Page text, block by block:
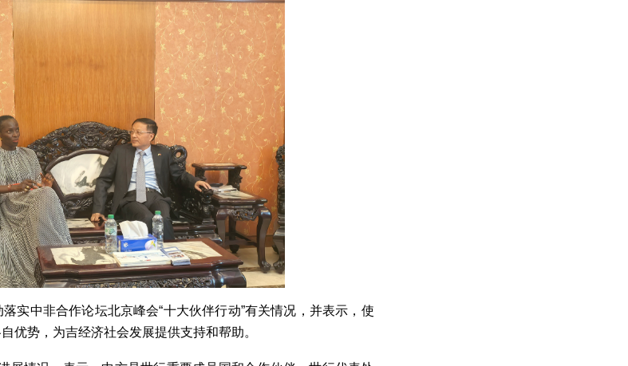
实中非合作论坛北京峰会“十大伙伴行动”有关情况，并表示，使
优势，为吉经济社会发展提供支持和帮助。